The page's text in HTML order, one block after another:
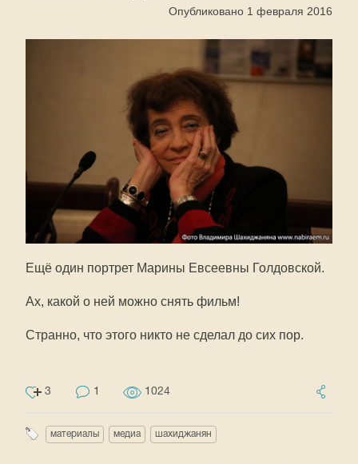
Опубликовано 1 февраля 2016
Ещё один портрет Марины Евсеевны Голдовской.
Ах, какой о ней можно снять фильм!
Странно, что этого никто не сделал до сих пор.
3 1 1024
материалы медиа шахиджанян